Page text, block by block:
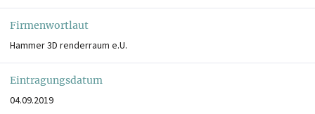
Firmenwortlaut
Hammer 3D renderraum e.U.
Eintragungsdatum
04.09.2019